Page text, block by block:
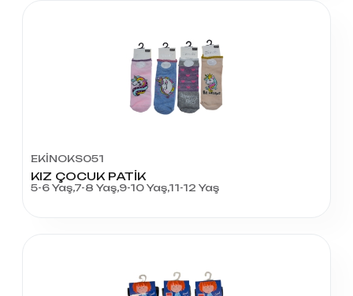
EKİNOKS051
KIZ ÇOCUK PATİK
5-6 Yaş,7-8 Yaş,9-10 Yaş,11-12 Yaş